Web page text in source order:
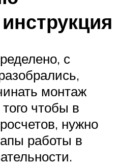
с
монтаж
чтобы в
нужно
работы в